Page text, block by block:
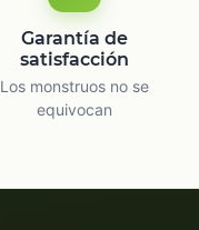
Garantía de
satisfacción
Los monstruos no se
equivocan